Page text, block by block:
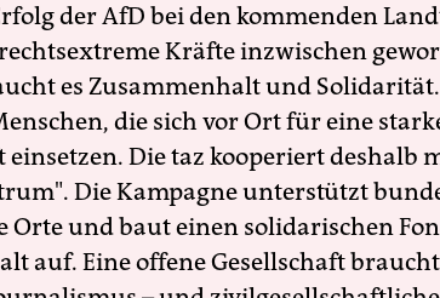
der AfD bei den kommenden
Kräfte inzwischen
es Zusammenhalt und
die sich vor Ort für eine
einsetzen. Die taz kooperiert deshalb
Die Kampagne unterstützt
Orte und baut einen solidarischen
auf. Eine offene Gesellschaft